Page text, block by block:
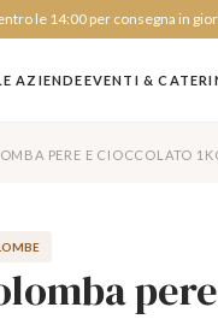
le 14:00 per consegna in
AZIENDEEVENTI &
PERE E CIOCCOLATO